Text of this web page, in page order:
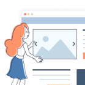
association
2ème
MAURENS